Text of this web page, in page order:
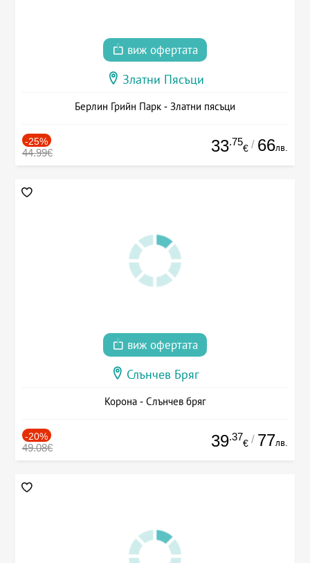
виж офертата
Златни Пясъци
Берлин Грийн Парк - Златни пясъци
-25%
44.99€ 33.75
€ / 66лв.
виж офертата
Слънчев Бряг
Корона - Слънчев бряг
-20%
49.08€ 39.37
€ / 77лв.